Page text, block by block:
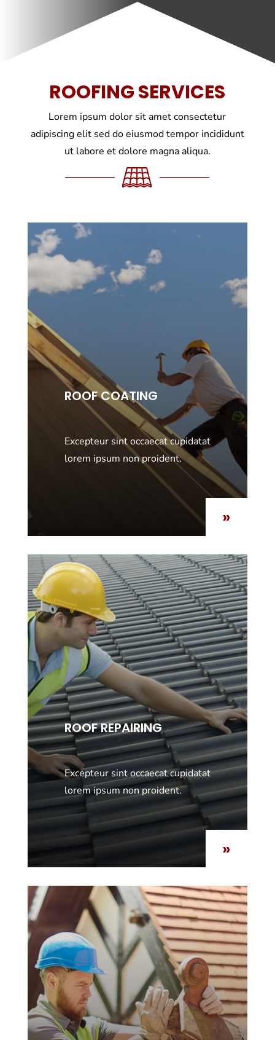
ROOFING SERVICES
Lorem ipsum dolor sit amet consectetur
adipiscing elit sed do eiusmod tempor incididunt
ut labore et dolore magna aliqua.
ROOF COATING
Excepteur sint occaecat cupidatat
lorem ipsum non proident.
»
ROOF REPAIRING
Excepteur sint occaecat cupidatat
lorem ipsum non proident.
»